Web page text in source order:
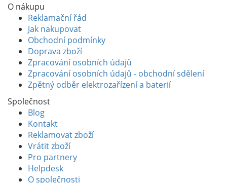
O nákupu
Reklamační řád
Jak nakupovat
Obchodní podmínky
Doprava zboží
Zpracování osobních údajů
Zpracování osobních údajů - obchodní sdělení
Zpětný odběr elektrozařízení a baterií
Společnost
Blog
Kontakt
Reklamovat zboží
Vrátit zboží
Pro partnery
Helpdesk
O společnosti